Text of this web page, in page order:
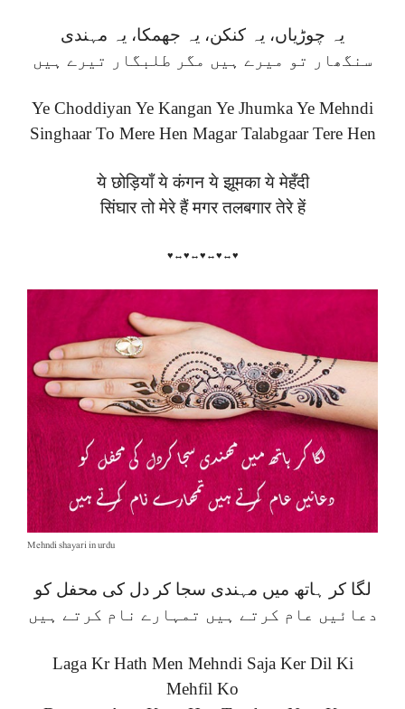
یہ چوڑیاں، یہ کنکن، یہ جھمکا، یہ مہندی
سنگھار تو میرے ہیں مگر طلبگار تیرے ہیں
Ye Choddiyan Ye Kangan Ye Jhumka Ye Mehndi
Singhaar To Mere Hen Magar Talabgaar Tere Hen
ये छोड़ियाँ ये कंगन ये झूमका ये मेहँदी
सिंघार तो मेरे हैं मगर तलबगार तेरे हें
♥↔♥↔♥↔♥↔♥
Mehndi shayari in urdu
لگا کر ہاتھ میں مہندی سجا کر دل کی محفل کو
دعائیں عام کرتے ہیں تمہارے نام کرتے ہیں
Laga Kr Hath Men Mehndi Saja Ker Dil Ki
Mehfil Ko